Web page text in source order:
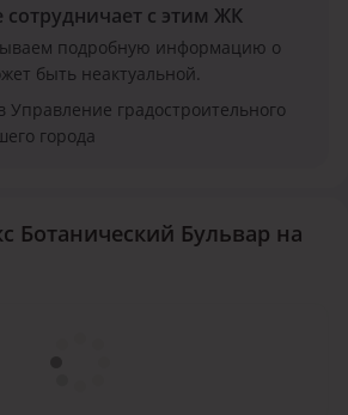
сотрудничает с этим ЖК
подробную информацию о
быть неактуальной.
Управление градостроительного
города
Ботанический Бульвар на